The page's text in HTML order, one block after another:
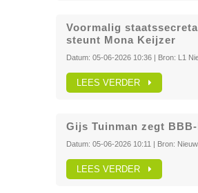
Voormalig
steunt Mona Keijzer
Datum: 05-06-2026 10:36| Bron: L1
LEES VERDER
Gijs Tuinman zegt
Datum: 05-06-2026 10:11 | Bron:
LEES VERDER